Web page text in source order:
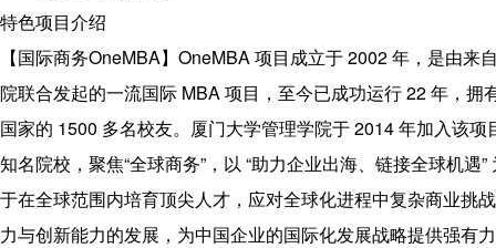
特色项目介绍
【国际商务OneMBA】OneMBA 项目成立于 2002 年，是由来
院联合发起的一流国际 MBA 项目，至今已成功运行 22 年，拥
国家的 1500 多名校友。厦门大学管理学院于 2014 年加入该项
知名院校，聚焦“全球商务”，以 “助力企业出海、链接全球机遇
于在全球范围内培育顶尖人才，应对全球化进程中复杂商业挑
力与创新能力的发展，为中国企业的国际化发展战略提供强有